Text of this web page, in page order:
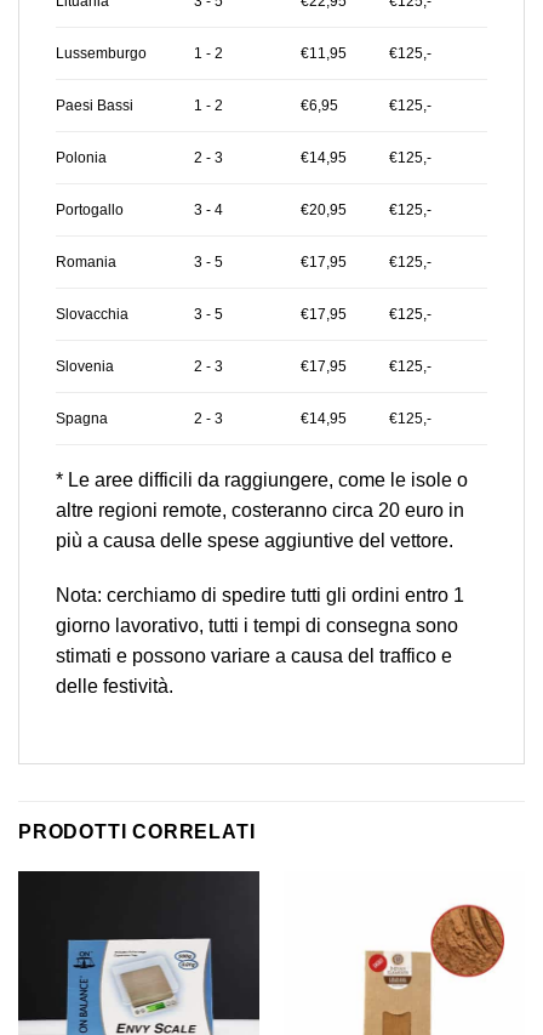
Lussemburgo 1 - 2 €11,95 €125,-
Paesi Bassi 1 - 2 €6,95 €125,-
Polonia 2 - 3 €14,95 €125,-
Portogallo 3 - 4 €20,95 €125,-
Romania 3 - 5 €17,95 €125,-
Slovacchia 3 - 5 €17,95 €125,-
Slovenia 2 - 3 €17,95 €125,-
Spagna 2 - 3 €14,95 €125,-
* Le aree difficili da raggiungere, come le isole o
altre regioni remote, costeranno circa 20 euro in
più a causa delle spese aggiuntive del vettore.
Nota: cerchiamo di spedire tutti gli ordini entro 1
giorno lavorativo, tutti i tempi di consegna sono
stimati e possono variare a causa del traffico e
delle festività.
PRODOTTI CORRELATI